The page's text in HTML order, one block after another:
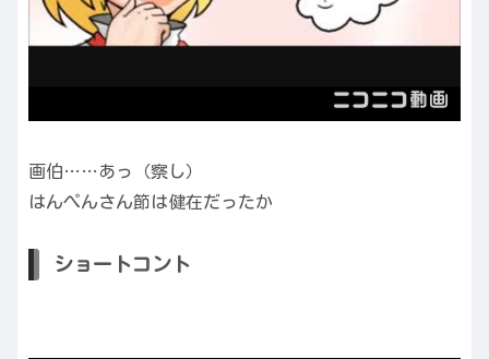
画伯……あっ（察し）
はんぺんさん節は健在だったか
ショートコント